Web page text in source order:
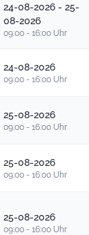
24-08-2026 - 25-
08-2026
09:00 - 16:00 Uhr
24-08-2026
09:00 - 16:00 Uhr
25-08-2026
09:00 - 16:00 Uhr
25-08-2026
09:00 - 16:00 Uhr
25-08-2026
09:00 - 16:00 Uhr